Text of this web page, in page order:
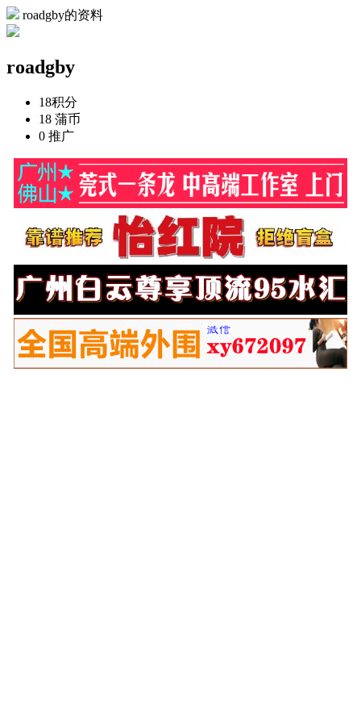
roadgby的资料
roadgby
18积分
18 蒲币
0 推广